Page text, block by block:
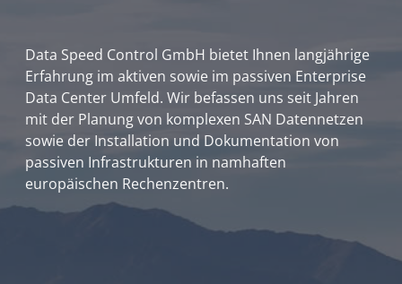
Data Speed Control GmbH bietet Ihnen langjährige
Erfahrung im aktiven sowie im passiven Enterprise
Data Center Umfeld. Wir befassen uns seit Jahren
mit der Planung von komplexen SAN Datennetzen
sowie der Installation und Dokumentation von
passiven Infrastrukturen in namhaften
europäischen Rechenzentren.